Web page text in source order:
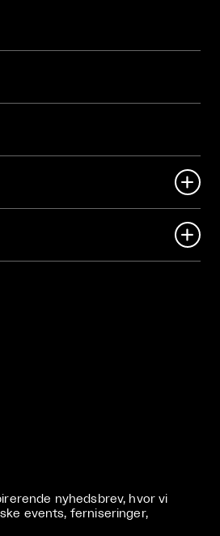


nyhedsbrev, hvor vi
events, ferniseringer,